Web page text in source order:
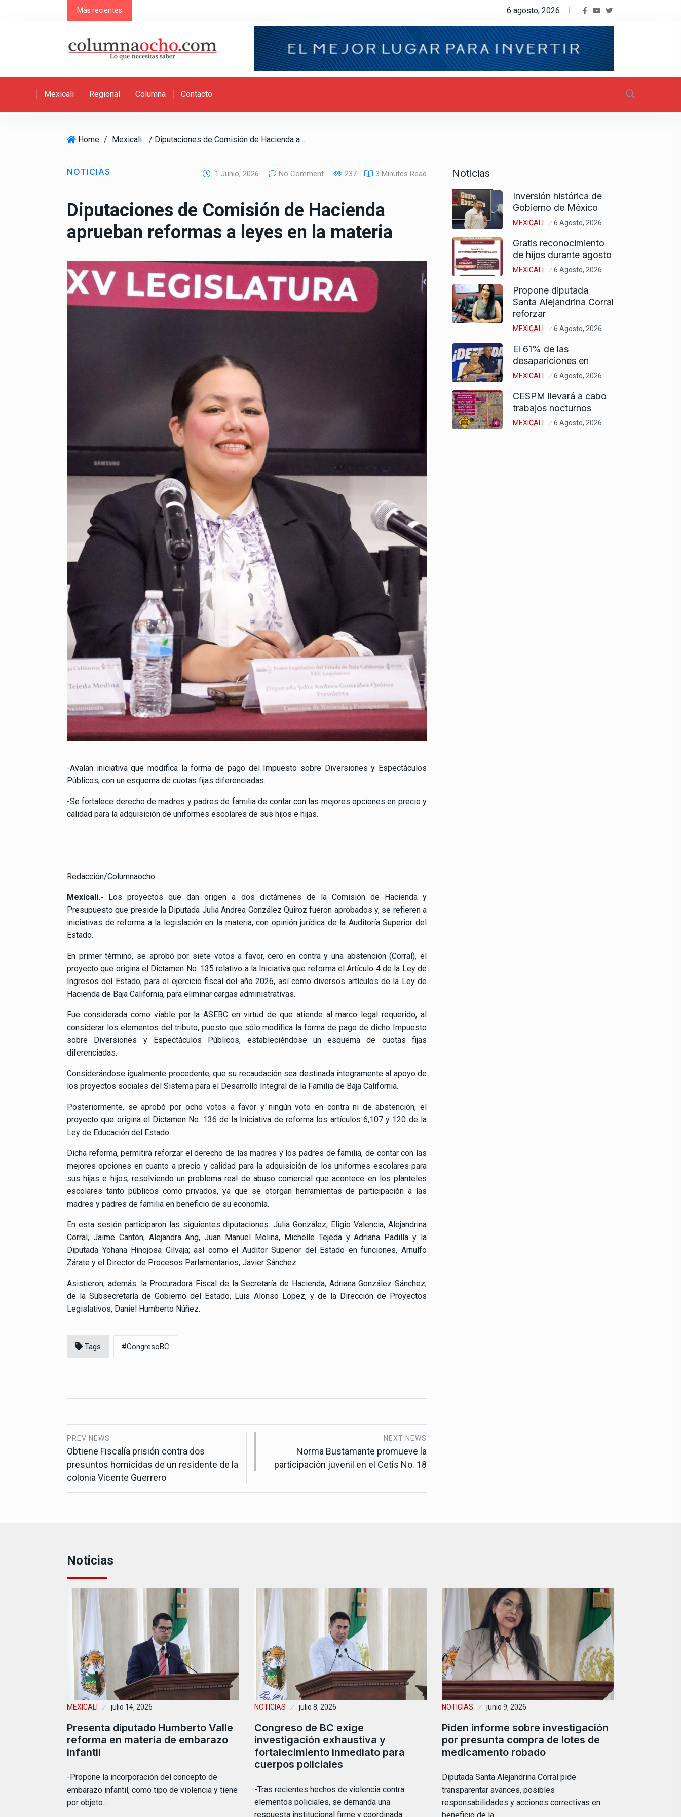
k
Más recientes 6 agosto, 2026
Mexicali Regional Columna Contacto
Home / Mexicali / Diputaciones de Comisión de Hacienda aprueban reformas a leyes en la materia
NOTICIAS 1 Junio, 2026 No Comment 237 3 Minutes Read
Diputaciones de Comisión de Hacienda
aprueban reformas a leyes en la materia
-Avalan iniciativa que modifica la forma de pago del Impuesto sobre Diversiones y Espectáculos
Públicos, con un esquema de cuotas fijas diferenciadas.
-Se fortalece derecho de madres y padres de familia de contar con las mejores opciones en precio y
calidad para la adquisición de uniformes escolares de sus hijos e hijas.
Redacción/Columnaocho
Mexicali.- Los proyectos que dan origen a dos dictámenes de la Comisión de Hacienda y
Presupuesto que preside la Diputada Julia Andrea González Quiroz fueron aprobados y, se refieren a
iniciativas de reforma a la legislación en la materia, con opinión jurídica de la Auditoría Superior del
Estado.
En primer término, se aprobó por siete votos a favor, cero en contra y una abstención (Corral), el
proyecto que origina el Dictamen No. 135 relativo a la Iniciativa que reforma el Artículo 4 de la Ley de
Ingresos del Estado, para el ejercicio fiscal del año 2026, así como diversos artículos de la Ley de
Hacienda de Baja California, para eliminar cargas administrativas.
Fue considerada como viable por la ASEBC en virtud de que atiende al marco legal requerido, al
considerar los elementos del tributo, puesto que sólo modifica la forma de pago de dicho Impuesto
sobre Diversiones y Espectáculos Públicos, estableciéndose un esquema de cuotas fijas
diferenciadas.
Considerándose igualmente procedente, que su recaudación sea destinada íntegramente al apoyo de
los proyectos sociales del Sistema para el Desarrollo Integral de la Familia de Baja California.
Posteriormente, se aprobó por ocho votos a favor y ningún voto en contra ni de abstención, el
proyecto que origina el Dictamen No. 136 de la Iniciativa de reforma los artículos 6,107 y 120 de la
Ley de Educación del Estado.
Dicha reforma, permitirá reforzar el derecho de las madres y los padres de familia, de contar con las
mejores opciones en cuanto a precio y calidad para la adquisición de los uniformes escolares para
sus hijas e hijos, resolviendo un problema real de abuso comercial que acontece en los planteles
escolares tanto públicos como privados, ya que se otorgan herramientas de participación a las
madres y padres de familia en beneficio de su economía.
En esta sesión participaron las siguientes diputaciones: Julia González, Eligio Valencia, Alejandrina
Corral, Jaime Cantón, Alejandra Ang, Juan Manuel Molina, Michelle Tejeda y Adriana Padilla y la
Diputada Yohana Hinojosa Gilvaja; así como el Auditor Superior del Estado en funciones, Arnulfo
Zárate y el Director de Procesos Parlamentarios, Javier Sánchez.
Asistieron, además: la Procuradora Fiscal de la Secretaría de Hacienda, Adriana González Sánchez;
de la Subsecretaría de Gobierno del Estado, Luis Alonso López, y de la Dirección de Proyectos
Legislativos, Daniel Humberto Núñez.
Tags #CongresoBC
PREV NEWS
Obtiene Fiscalía prisión contra dos
presuntos homicidas de un residente de la
colonia Vicente Guerrero
NEXT NEWS
Norma Bustamante promueve la
participación juvenil en el Cetis No. 18
Noticias
Inversión histórica de
Gobierno de México
MEXICALI 6 Agosto, 2026
Gratis reconocimiento
de hijos durante agosto
MEXICALI 6 Agosto, 2026
Propone diputada
Santa Alejandrina Corral
reforzar
MEXICALI 6 Agosto, 2026
El 61% de las
desapariciones en
MEXICALI 6 Agosto, 2026
CESPM llevará a cabo
trabajos nocturnos
MEXICALI 6 Agosto, 2026
Noticias
MEXICALI julio 14, 2026
Presenta diputado Humberto Valle
reforma en materia de embarazo
infantil
-Propone la incorporación del concepto de
embarazo infantil, como tipo de violencia y tiene
por objeto…
NOTICIAS julio 8, 2026
Congreso de BC exige
investigación exhaustiva y
fortalecimiento inmediato para
cuerpos policiales
-Tras recientes hechos de violencia contra
elementos policiales, se demanda una
respuesta institucional firme y coordinada…
NOTICIAS junio 9, 2026
Piden informe sobre investigación
por presunta compra de lotes de
medicamento robado
Diputada Santa Alejandrina Corral pide
transparentar avances, posibles
responsabilidades y acciones correctivas en
beneficio de la…